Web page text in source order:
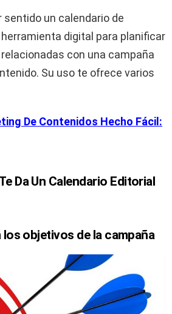
sentido un calendario de
digital para planificar
con una campaña
Su uso te ofrece varios
De Contenidos Hecho Fácil:
Da Un Calendario Editorial
objetivos de la campaña